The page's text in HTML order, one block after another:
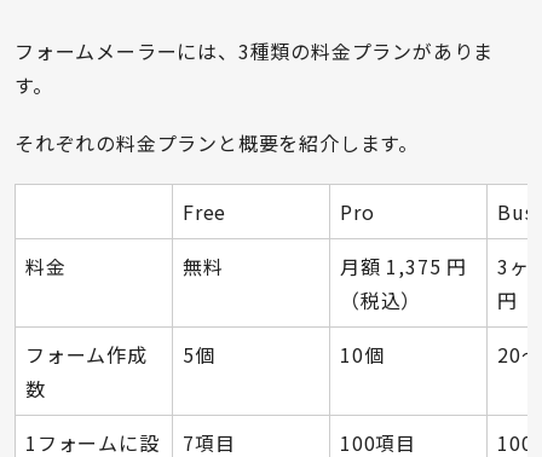
フォームメーラーには、3種類の料金プランがありま
す。
それぞれの料金プランと概要を紹介します。
Free Pro
料金
無料
月額 1,375 円
（税込）
3ヶ
円
フォーム作成
数
5個 10個 20
1フォームに設
7項目 100項目 100